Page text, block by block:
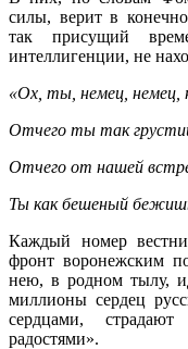
силы, верит в
так присущий
интеллигенции, не
«Ох, ты, немец, немец,
Отчего ты так
Отчего от нашей
Ты как бешеный
Каждый номер
фронт воронежским
нею, в родном тылу,
миллионы сердец
сердцами,
радостями».